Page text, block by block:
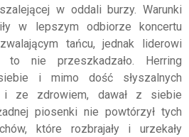
w oddali burzy. Warunki
w lepszym odbiorze koncertu
tańcu, jednak liderowi
nie przeszkadzało. Herring
i mimo dość słyszalnych
i ze zdrowiem, dawał z siebie
piosenki nie powtórzył tych
które rozbrajały i urzekały